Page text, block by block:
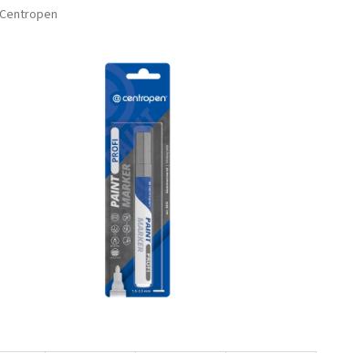
Centropen